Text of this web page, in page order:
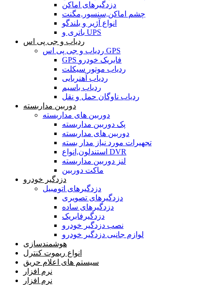
دزدگیرهای اماکن
چشم اماکن,سنسور,مگنت
انواع آژیر و بلندگو
باتری و UPS
ردیاب و جی پی اس
ردیاب و جی پی اس GPS
GPS فابریک خودرو
ردیاب موتور سیکلت
ردیاب آهنربایی
ردیاب باسیم
ردیاب ناوگان حمل و نقل
دوربین مداربسته
دوربین های مداربسته
پک دوربین مداربسته
دوربین های مداربسته
تجهیرات مورد نیاز مدار بسته
استندلون,انواع DVR
لنز دوربین مداربسته
ماکت دوربین
دزدگیر خودرو
دزدگیرهای اتومبیل
دزدگیرهای تصویری
دزدگیرهای ساده
دزدگیرفابریک
نصب دزدگیر خودرو
لوازم جانبی دزدگیر خودرو
هوشمندسازی
انواع ریموت کنترل
سیستم های اعلام حریق
نرم افزار
نرم افزار